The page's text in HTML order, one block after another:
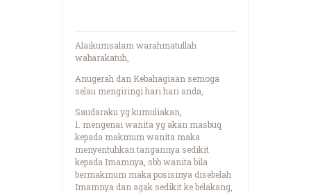
Alaikumsalam warahmatullah
wabarakatuh,
Anugerah dan Kebahagiaan semoga
selau mengiringi hari hari anda,
Saudaraku yg kumuliakan,
1. mengenai wanita yg akan masbuq
kepada makmum wanita maka
menyentuhkan tangannya sedikit
kepada Imamnya, sbb wanita bila
bermakmum maka posisinya disebelah
Imamnya dan agak sedikit ke belakang,